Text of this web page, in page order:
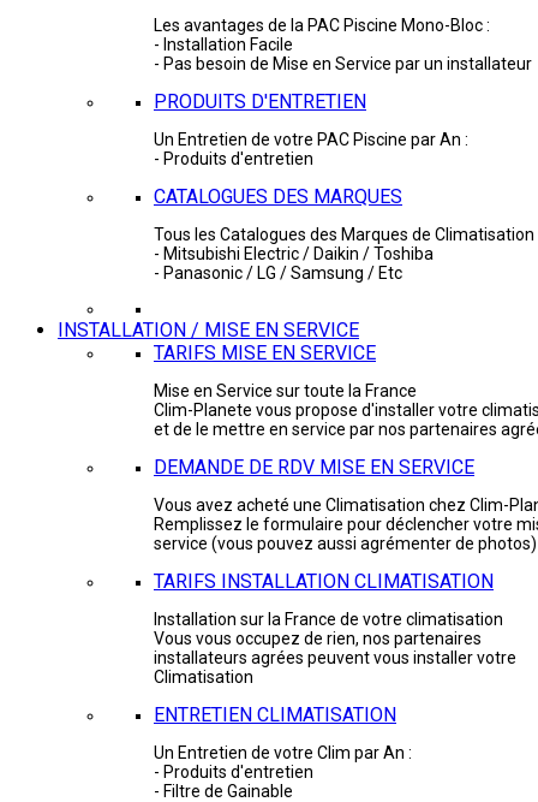
Les avantages de la PAC Piscine Mono-Bloc :
- Installation Facile
- Pas besoin de Mise en Service par un installateur
PRODUITS D'ENTRETIEN
Un Entretien de votre PAC Piscine par An :
- Produits d'entretien
CATALOGUES DES MARQUES
Tous les Catalogues des Marques de Climatisation
- Mitsubishi Electric / Daikin / Toshiba
- Panasonic / LG / Samsung / Etc
INSTALLATION / MISE EN SERVICE
TARIFS MISE EN SERVICE
Mise en Service sur toute la France
Clim-Planete vous propose d'installer votre
et de le mettre en service par nos partenaires
DEMANDE DE RDV MISE EN SERVICE
Vous avez acheté une Climatisation chez Clim-
Remplissez le formulaire pour déclencher votre
service (vous pouvez aussi agrémenter de photos)
TARIFS INSTALLATION CLIMATISATION
Installation sur la France de votre climatisation
Vous vous occupez de rien, nos partenaires
installateurs agrées peuvent vous installer votre
Climatisation
ENTRETIEN CLIMATISATION
Un Entretien de votre Clim par An :
- Produits d'entretien
- Filtre de Gainable